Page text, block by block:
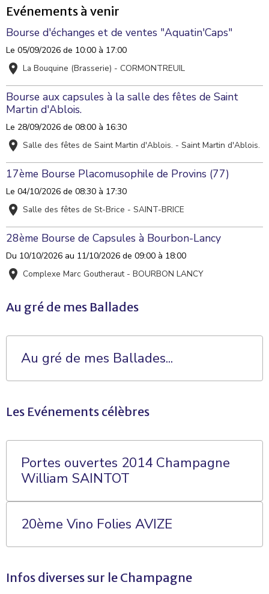
Evénements à venir
Bourse d'échanges et de ventes "Aquatin'Caps"
Le 05/09/2026 de 10:00 à 17:00
La Bouquine (Brasserie) - CORMONTREUIL
Bourse aux capsules à la salle des fêtes de Saint
Martin d'Ablois.
Le 28/09/2026 de 08:00 à 16:30
Salle des fêtes de Saint Martin d'Ablois. - Saint Martin d'Ablois.
17ème Bourse Placomusophile de Provins (77)
Le 04/10/2026 de 08:30 à 17:30
Salle des fêtes de St-Brice - SAINT-BRICE
28ème Bourse de Capsules à Bourbon-Lancy
Du 10/10/2026 au 11/10/2026 de 09:00 à 18:00
Complexe Marc Goutheraut - BOURBON LANCY
Au gré de mes Ballades
Au gré de mes Ballades...
Les Evénements célèbres
Portes ouvertes 2014 Champagne
William SAINTOT
20ème Vino Folies AVIZE
Infos diverses sur le Champagne